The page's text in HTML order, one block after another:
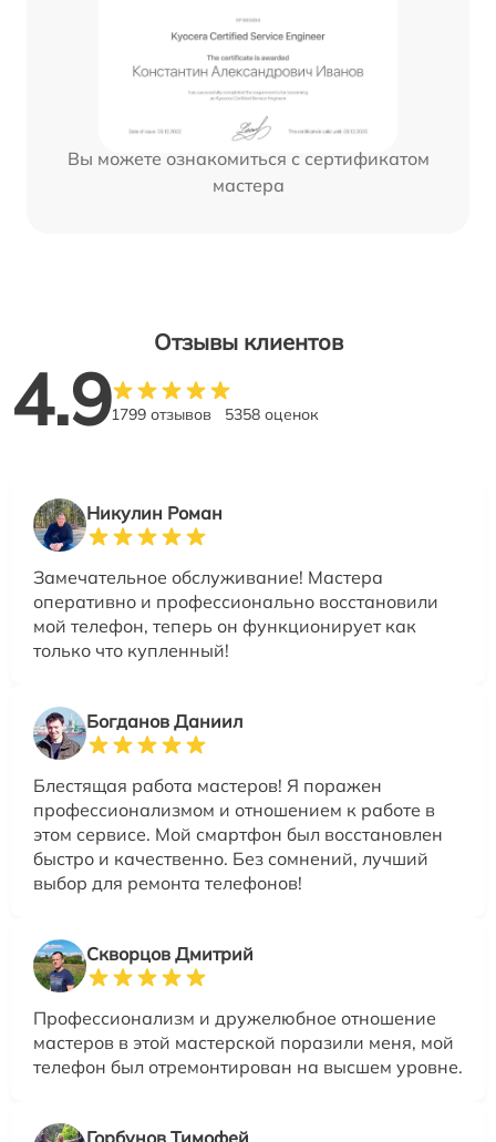
Вы можете ознакомиться с сертификатом
мастера
Отзывы клиентов
4.91799 отзывов 5358 оценок
Никулин Роман
Замечательное обслуживание! Мастера
оперативно и профессионально восстановили
мой телефон, теперь он функционирует как
только что купленный!
Богданов Даниил
Блестящая работа мастеров! Я поражен
профессионализмом и отношением к работе в
этом сервисе. Мой смартфон был восстановлен
быстро и качественно. Без сомнений, лучший
выбор для ремонта телефонов!
Скворцов Дмитрий
Профессионализм и дружелюбное отношение
мастеров в этой мастерской поразили меня, мой
телефон был отремонтирован на высшем уровне.